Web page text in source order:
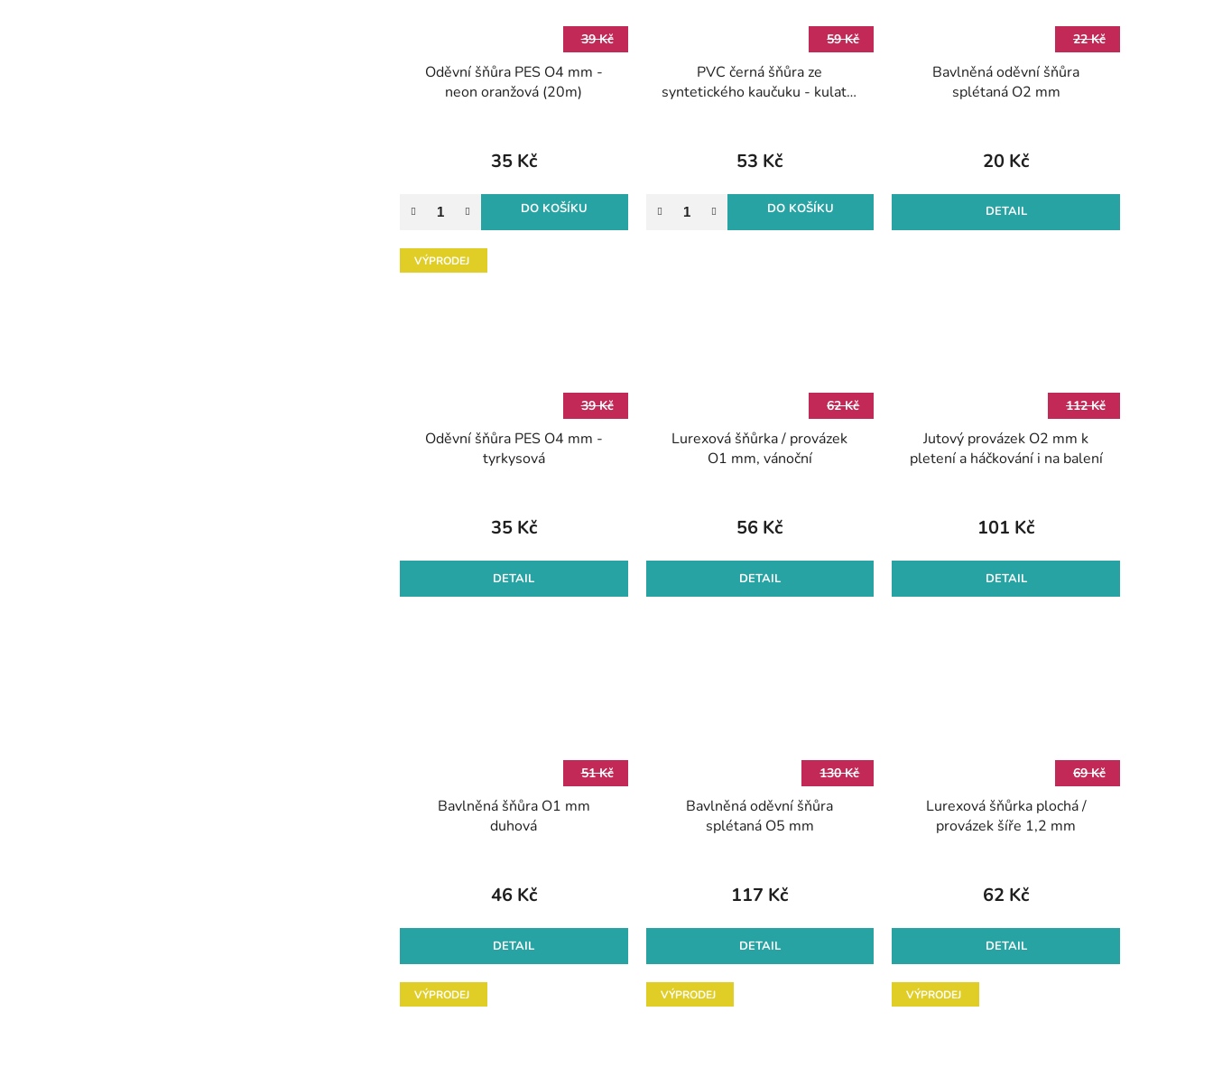
39 Kč
Oděvní šňůra PES O4 mm -
neon oranžová (20m)
35 Kč
DO KOŠÍKU
59 Kč
PVC černá šňůra ze
syntetického kaučuku - kulatá,
53 Kč
DO KOŠÍKU
22 Kč
Bavlněná oděvní šňůra
splétaná O2 mm
20 Kč
DETAIL
VÝPRODEJ
39 Kč
Oděvní šňůra PES O4 mm -
tyrkysová
35 Kč
DETAIL
62 Kč
Lurexová šňůrka / provázek
O1 mm, vánoční
56 Kč
DETAIL
112 Kč
Jutový provázek O2 mm k
pletení a háčkování i na balení
101 Kč
DETAIL
51 Kč
Bavlněná šňůra O1 mm
duhová
46 Kč
DETAIL
130 Kč
Bavlněná oděvní šňůra
splétaná O5 mm
117 Kč
DETAIL
69 Kč
Lurexová šňůrka plochá /
provázek šíře 1,2 mm
62 Kč
DETAIL
VÝPRODEJ VÝPRODEJ VÝPRODEJ